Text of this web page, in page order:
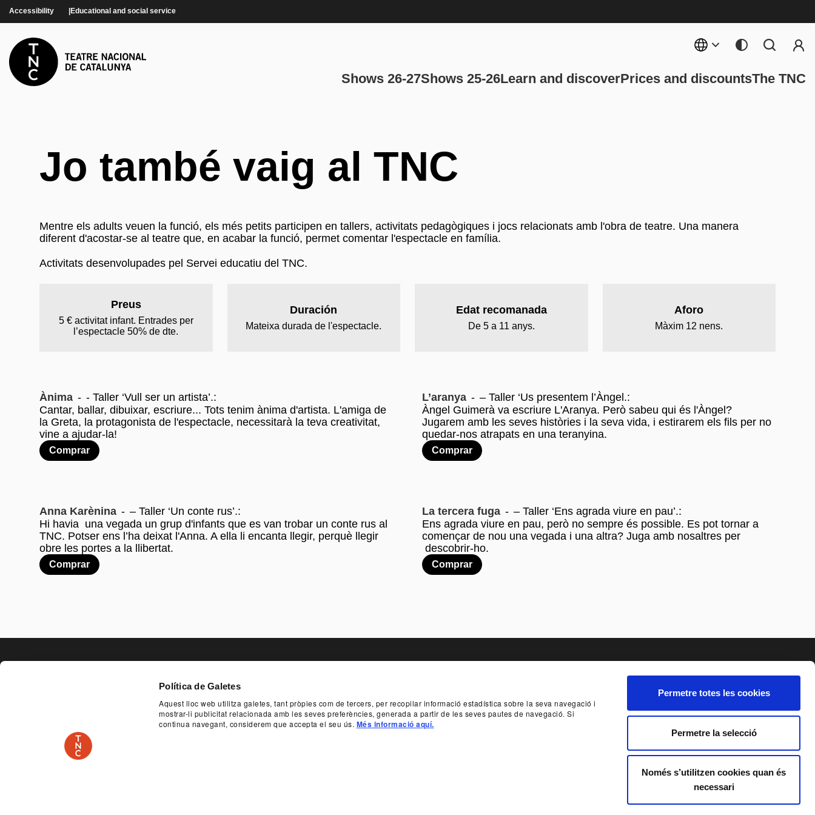
Política de Galetes
Aquest lloc web utilitza galetes, tant pròpies com de tercers, per recopilar informació estadística sobre la seva navegació i
mostrar-li publicitat relacionada amb les seves preferències, generada a partir de les seves pautes de navegació. Si
continua navegant, considerem que accepta el seu ús. Més informació aquí.
Permetre totes les cookies
Permetre la selecció
Només s’utilitzen cookies quan és
necessari
Accessibility Educational and social service
User
Main navigation
Shows 26-27Shows 25-26Learn and discoverPrices and discountsThe TNC
Jo també vaig al TNC
Mentre els adults veuen la funció, els més petits participen en tallers, activitats pedagògiques i jocs relacionats amb l'obra de teatre. Una manera
diferent d'acostar-se al teatre que, en acabar la funció, permet comentar l'espectacle en família.
Activitats desenvolupades pel Servei educatiu del TNC.
Preus
5 € activitat infant. Entrades per
l’espectacle 50% de dte.
Duración
Mateixa durada de l'espectacle.
Edat recomanada
De 5 a 11 anys.
Aforo
Màxim 12 nens.
Ànima - - Taller ‘Vull ser un artista’.:
Cantar, ballar, dibuixar, escriure... Tots tenim ànima d'artista. L'amiga de
la Greta, la protagonista de l'espectacle, necessitarà la teva creativitat,
vine a ajudar-la!
Comprar
L’aranya - – Taller ‘Us presentem l’Àngel.:
Àngel Guimerà va escriure L'Aranya. Però sabeu qui és l'Àngel?
Jugarem amb les seves històries i la seva vida, i estirarem els fils per no
quedar-nos atrapats en una teranyina.
Comprar
Anna Karènina - – Taller ‘Un conte rus’.:
Hi havia una vegada un grup d'infants que es van trobar un conte rus al
TNC. Potser ens l’ha deixat l'Anna. A ella li encanta llegir, perquè llegir
obre les portes a la llibertat.
Comprar
La tercera fuga - – Taller ‘Ens agrada viure en pau’.:
Ens agrada viure en pau, però no sempre és possible. Es pot tornar a
començar de nou una vegada i una altra? Juga amb nosaltres per
descobrir-ho.
Comprar
PAGE FOOTER
EDUCATIONAL AND SOCIAL SERVICE ACCESSIBILITY SPONSORSHIPS AND PATRONAGE TRANSPARENCY
PLAÇA DE LES ARTS, 1 08013 BARCELONA